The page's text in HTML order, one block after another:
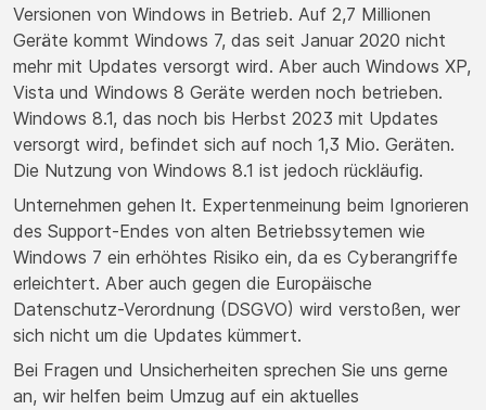
Versionen von Windows in Betrieb. Auf 2,7 Millionen
Geräte kommt Windows 7, das seit Januar 2020 nicht
mehr mit Updates versorgt wird. Aber auch Windows XP,
Vista und Windows 8 Geräte werden noch betrieben.
Windows 8.1, das noch bis Herbst 2023 mit Updates
versorgt wird, befindet sich auf noch 1,3 Mio. Geräten.
Die Nutzung von Windows 8.1 ist jedoch rückläufig.
Unternehmen gehen lt. Expertenmeinung beim Ignorieren
des Support-Endes von alten Betriebssytemen wie
Windows 7 ein erhöhtes Risiko ein, da es Cyberangriffe
erleichtert. Aber auch gegen die Europäische
Datenschutz-Verordnung (DSGVO) wird verstoßen, wer
sich nicht um die Updates kümmert.
Bei Fragen und Unsicherheiten sprechen Sie uns gerne
an, wir helfen beim Umzug auf ein aktuelles